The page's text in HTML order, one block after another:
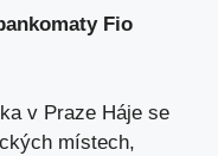
Fio
v Praze Háje se
místech,